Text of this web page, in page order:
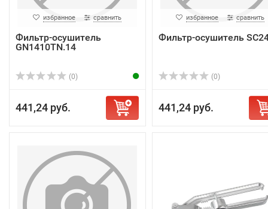
избранное сравнить
Фильтр-осушитель
GN1410TN.14
(0)
441,24 руб.
избранное сравнить
Фильтр-осушитель
(0)
441,24 руб.